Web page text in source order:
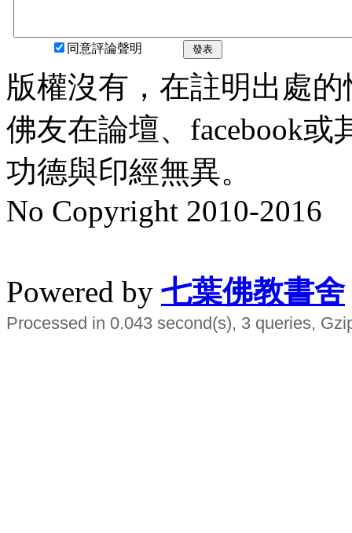
同意評論聲明 發表
版權沒有，在註明出處
佛友在論壇、facebook
功德與印經無異。
No Copyright 2010-2016
Powered by 七葉佛教書舍
Processed in 0.043 second(s), 3 queries,